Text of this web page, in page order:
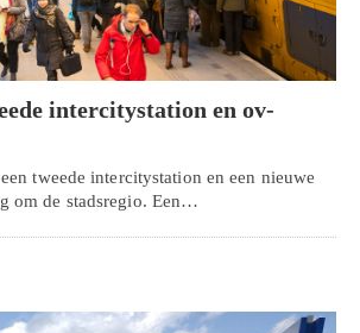
intercitystation en ov-
tweede intercitystation en een nieuwe
om de stadsregio. Een…